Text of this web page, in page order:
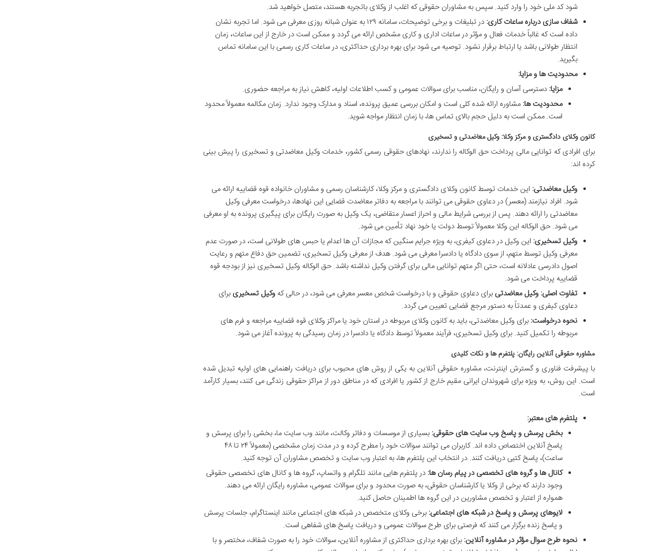
شود کد ملی خود را وارد کنید. سپس به مشاوران حقوقی که اغلب از وکلای باتجربه هستند، متصل خواهید شد.
شفاف سازی درباره ساعات کاری:
در تبلیغات و برخی توضیحات، سامانه ۱۲۹ به عنوان شبانه روزی معرفی می شود. اما تجربه نشان
داده است که غالباً خدمات فعال و مؤثر در ساعات اداری و کاری مشخص ارائه می گردد و ممکن است در خارج از این ساعات، زمان
انتظار طولانی باشد یا ارتباط برقرار نشود. توصیه می شود برای بهره برداری حداکثری، در ساعات کاری رسمی با این سامانه تماس
بگیرید.
محدودیت ها و مزایا:
مزایا: دسترسی آسان و رایگان، مناسب برای سوالات عمومی و کسب اطلاعات اولیه، کاهش نیاز به مراجعه حضوری.
محدودیت ها: مشاوره ارائه شده کلی است و امکان بررسی عمیق پرونده، اسناد و مدارک وجود ندارد. زمان مکالمه معمولاً محدود
است. ممکن است به دلیل حجم بالای تماس ها، با زمان انتظار مواجه شوید.
کانون وکلای دادگستری و مرکز وکلا: وکیل معاضدتی و تسخیری
برای افرادی که توانایی مالی پرداخت حق الوکاله را ندارند، نهادهای حقوقی رسمی کشور، خدمات وکیل معاضدتی و تسخیری را پیش بینی
کرده اند:
وکیل معاضدتی: این خدمات توسط کانون وکلای دادگستری و مرکز وکلا، کارشناسان رسمی و مشاوران خانواده قوه قضاییه ارائه می
شود. افراد نیازمند (معسر) در دعاوی حقوقی می توانند با مراجعه به دفاتر معاضدت قضایی این نهادها، درخواست معرفی وکیل
معاضدتی را ارائه دهند. پس از بررسی شرایط مالی و احراز اعسار متقاضی، یک وکیل به صورت رایگان برای پیگیری پرونده به او معرفی
می شود. حق الوکاله این وکلا معمولاً توسط دولت یا خود نهاد تأمین می شود.
وکیل تسخیری: این وکیل در دعاوی کیفری، به ویژه جرایم سنگین که مجازات آن ها اعدام یا حبس های طولانی است، در صورت عدم
معرفی وکیل توسط متهم، از سوی دادگاه یا دادسرا معرفی می شود. هدف از معرفی وکیل تسخیری، تضمین حق دفاع متهم و رعایت
اصول دادرسی عادلانه است، حتی اگر متهم توانایی مالی برای گرفتن وکیل نداشته باشد. حق الوکاله وکیل تسخیری نیز از بودجه قوه
قضاییه پرداخت می شود.
تفاوت اصلی: وکیل معاضدتی برای دعاوی حقوقی و با درخواست شخص معسر معرفی می شود، در حالی کهوکیل تسخیری برای
دعاوی کیفری و عمدتاً به دستور مرجع قضایی تعیین می گردد.
نحوه درخواست: برای وکیل معاضدتی، باید به کانون وکلای مربوطه در استان خود یا مراکز وکلای قوه قضاییه مراجعه و فرم های
مربوطه را تکمیل کنید. برای وکیل تسخیری، فرآیند معمولاً توسط دادگاه یا دادسرا در زمان رسیدگی به پرونده آغاز می شود.
مشاوره حقوقی آنلاین رایگان: پلتفرم ها و نکات کلیدی
با پیشرفت فناوری و گسترش اینترنت، مشاوره حقوقی آنلاین به یکی از روش های محبوب برای دریافت راهنمایی های اولیه تبدیل شده
است. این روش، به ویژه برای شهروندان ایرانی مقیم خارج از کشور یا افرادی که در مناطق دور از مراکز حقوقی زندگی می کنند، بسیار کارآمد
است.
پلتفرم های معتبر:
بخش پرسش و پاسخ وب سایت های حقوقی: بسیاری از موسسات و دفاتر وکالت، مانند وب سایت ما، بخشی را برای پرسش و
پاسخ آنلاین اختصاص داده اند. کاربران می توانند سوالات خود را مطرح کرده و در مدت زمان مشخصی (معمولاً ۲۴ تا ۴۸
ساعت)، پاسخ کتبی دریافت کنند. در انتخاب این پلتفرم ها، به اعتبار وب سایت و تخصص مشاوران آن توجه کنید.
کانال ها و گروه های تخصصی در پیام رسان ها: در پلتفرم هایی مانند تلگرام و واتساپ، گروه ها و کانال های تخصصی حقوقی
وجود دارند که برخی از وکلا یا کارشناسان حقوقی، به صورت محدود و برای سوالات عمومی، مشاوره رایگان ارائه می دهند.
همواره از اعتبار و تخصص مشاورین در این گروه ها اطمینان حاصل کنید.
لایوهای پرسش و پاسخ در شبکه های اجتماعی: برخی وکلای متخصص در شبکه های اجتماعی مانند اینستاگرام، جلسات پرسش
و پاسخ زنده برگزار می کنند که فرصتی برای طرح سوالات عمومی و دریافت پاسخ های شفاهی است.
نحوه طرح سوال مؤثر در مشاوره آنلاین: برای بهره برداری حداکثری از مشاوره آنلاین، سوالات خود را به صورت شفاف، مختصر و با